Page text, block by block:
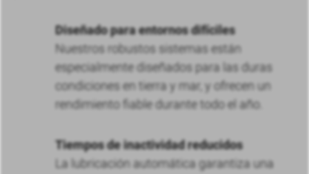
Diseñado para entornos difíciles
Nuestros robustos sistemas están
especialmente diseñados para las duras
condiciones en tierra y mar, y ofrecen un
rendimiento fiable durante todo el año.
Tiempos de inactividad reducidos
La lubricación automática garantiza una